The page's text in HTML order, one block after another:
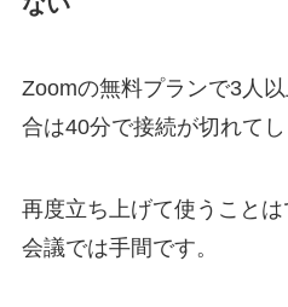
Zoomの無料プランで3人
合は40分で接続が切れてし
再度立ち上げて使うこと
会議では手間です。